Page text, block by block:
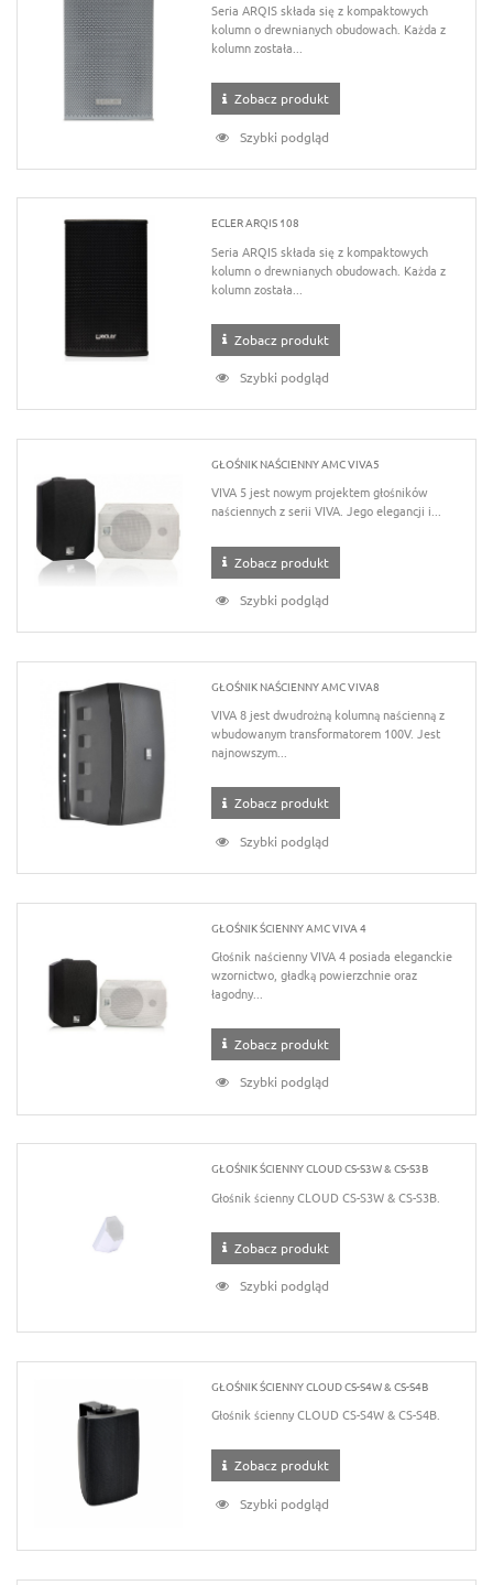
Seria ARQIS składa się z kompaktowych
kolumn o drewnianych obudowach. Każda z
kolumn została...
Zobacz produkt
Szybki podgląd
ECLER ARQIS 108
Seria ARQIS składa się z kompaktowych
kolumn o drewnianych obudowach. Każda z
kolumn została...
Zobacz produkt
Szybki podgląd
GŁOŚNIK NAŚCIENNY AMC VIVA5
VIVA 5 jest nowym projektem głośników
naściennych z serii VIVA. Jego elegancji i...
Zobacz produkt
Szybki podgląd
GŁOŚNIK NAŚCIENNY AMC VIVA8
VIVA 8 jest dwudrożną kolumną naścienną z
wbudowanym transformatorem 100V. Jest
najnowszym...
Zobacz produkt
Szybki podgląd
GŁOŚNIK ŚCIENNY AMC VIVA 4
Głośnik naścienny VIVA 4 posiada eleganckie
wzornictwo, gładką powierzchnie oraz
łagodny...
Zobacz produkt
Szybki podgląd
GŁOŚNIK ŚCIENNY CLOUD CS-S3W & CS-S3B
Głośnik ścienny CLOUD CS-S3W & CS-S3B.
Zobacz produkt
Szybki podgląd
GŁOŚNIK ŚCIENNY CLOUD CS-S4W & CS-S4B
Głośnik ścienny CLOUD CS-S4W & CS-S4B.
Zobacz produkt
Szybki podgląd